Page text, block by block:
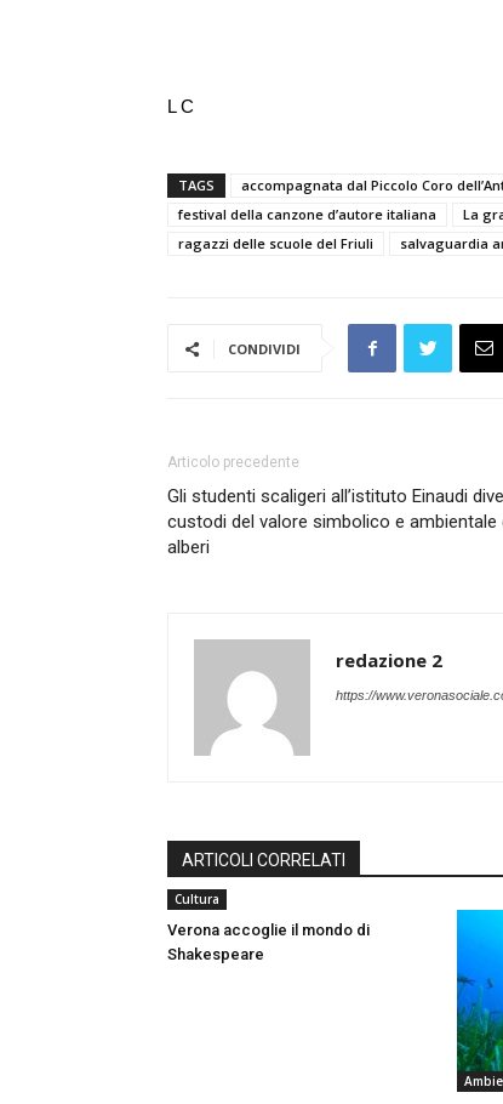
L C
TAGS accompagnata dal Piccolo Coro
festival della canzone d’autore italiana
La
ragazzi delle scuole del Friuli
salvaguardia
CONDIVIDI
Articolo precedente
Gli studenti scaligeri all’istituto Einaudi
custodi del valore simbolico e ambientale
alberi
redazione 2
https://
ARTICOLI CORRELATI
Cultura
Verona accoglie il mondo di
Shakespeare